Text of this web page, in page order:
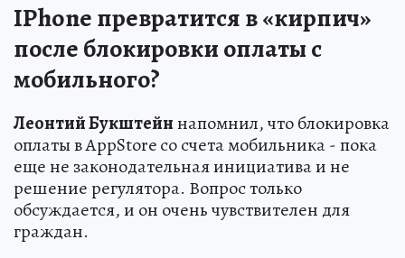
IРhone превратится в «кирпич»
после блокировки оплаты с
мобильного?
Леонтий Букштейннапомнил, что блокировка
оплаты в AppStore со счета мобильника - пока
еще не законодательная инициатива и не
решение регулятора. Вопрос только
обсуждается, и он очень чувствителен для
граждан.